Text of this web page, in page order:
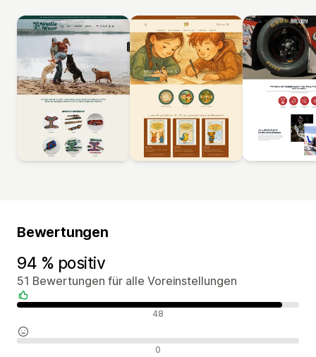
Bewertungen
94 % positiv
51 Bewertungen für alle Voreinstellungen
Positive Bewertungen 48
Neutrale Bewertungen 0